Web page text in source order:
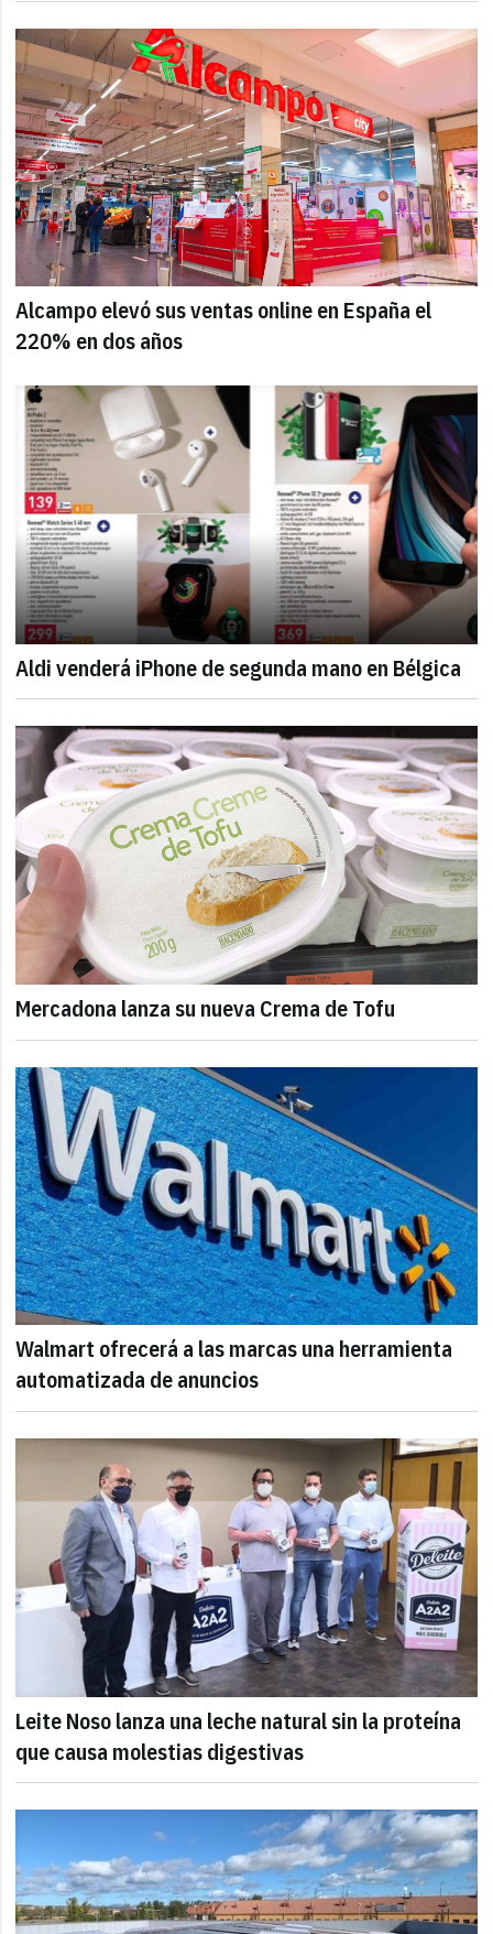
Alcampo elevó sus ventas online en España el
220% en dos años
Aldi venderá iPhone de segunda mano en Bélgica
Mercadona lanza su nueva Crema de Tofu
Walmart ofrecerá a las marcas una herramienta
automatizada de anuncios
Leite Noso lanza una leche natural sin la proteína
que causa molestias digestivas